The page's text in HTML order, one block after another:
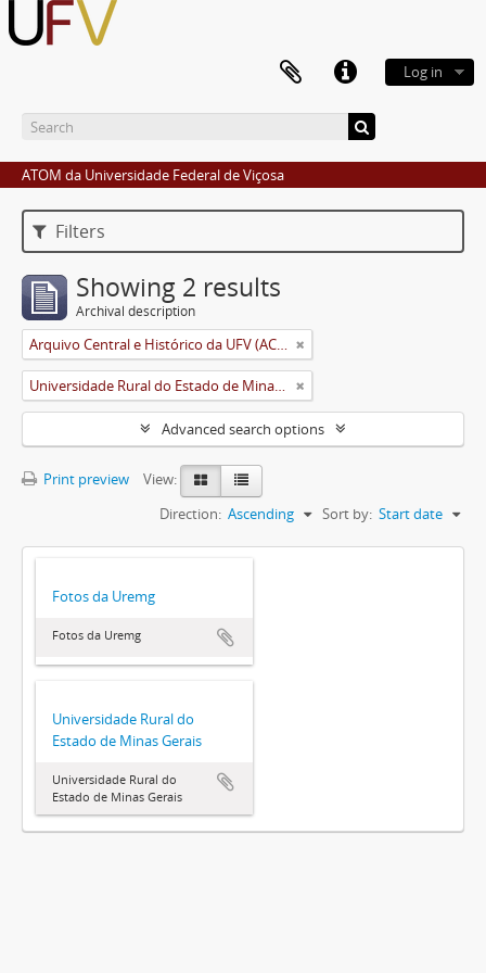
Log in
ATOM da Universidade Federal de Viçosa
Filters
Showing 2 results
Archival description
Arquivo Central e Histórico da UFV (ACH-UFV)
Universidade Rural do Estado de Minas Gerais (Uremg)
Advanced search options
Print preview
View:
Sort by: Start date
Direction: Ascending
Fotos da Uremg
Fotos da Uremg
Universidade Rural do
Estado de Minas Gerais
Universidade Rural do
Estado de Minas Gerais